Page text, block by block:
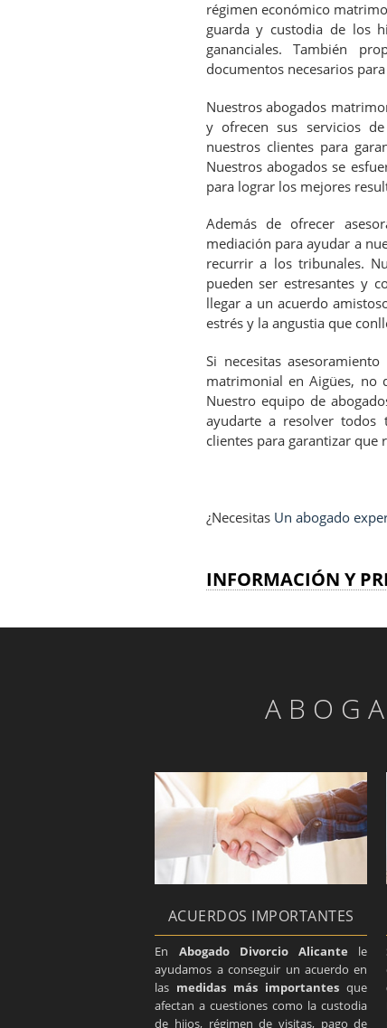
régimen económico
guarda y custodia de los
gananciales. También
documentos necesarios
Nuestros abogados
y ofrecen sus servicios
nuestros clientes para
Nuestros abogados se
para lograr los mejores
Además de ofrecer
mediación para ayudar a
recurrir a los tribunales.
pueden ser estresantes y
llegar a un acuerdo
estrés y la angustia que
Si necesitas
matrimonial en Aigües, no
Nuestro equipo de
ayudarte a resolver todos
clientes para garantizar que
¿Necesitas Un abogado
INFORMACIÓN Y
ACUERDOS IMPORTANTES
En Abogado Divorcio Alicante le
ayudamos a conseguir un acuerdo en
las medidas más importantesque
afectan a cuestiones como la custodia
de hijos, régimen de visitas, pago de